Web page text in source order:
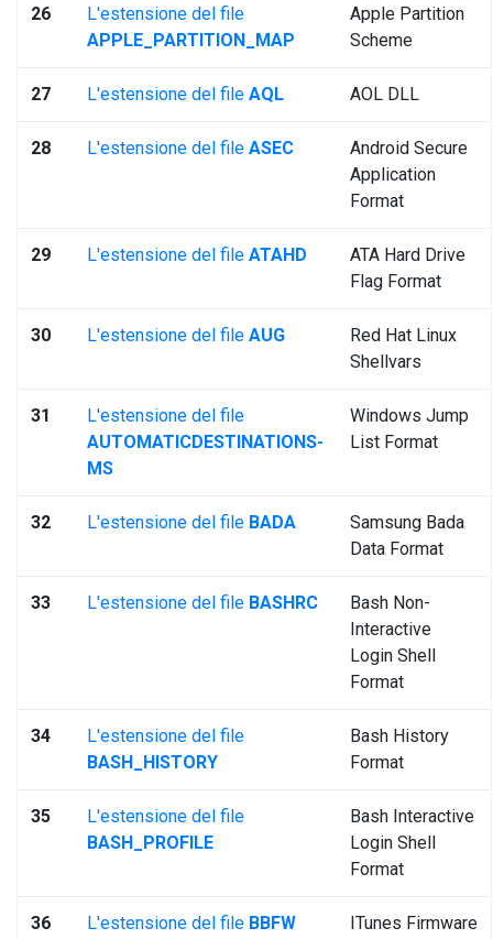
26
L'estensione del file
APPLE_PARTITION_MAP
Apple Partition
Scheme
27 L'estensione del file AQL AOL DLL
28 L'estensione del file ASEC
Android Secure
Application
Format
29 L'estensione del file ATAHD
ATA Hard Drive
Flag Format
30 L'estensione del file AUG
Red Hat Linux
Shellvars
31
L'estensione del file
AUTOMATICDESTINATIONS-
MS
Windows Jump
List Format
32 L'estensione del file BADA
Samsung Bada
Data Format
33 L'estensione del file BASHRC
Bash Non-
Interactive
Login Shell
Format
34
L'estensione del file
BASH_HISTORY
Bash History
Format
35
L'estensione del file
BASH_PROFILE
Bash Interactive
Login Shell
Format
36 L'estensione del file BBFW ITunes Firmware